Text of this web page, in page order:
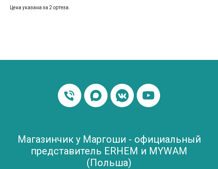
Цена указана за 2 ортеза.
Магазинчик у Маргоши - официальный
представитель ERHEM и MYWAM
(Польша)